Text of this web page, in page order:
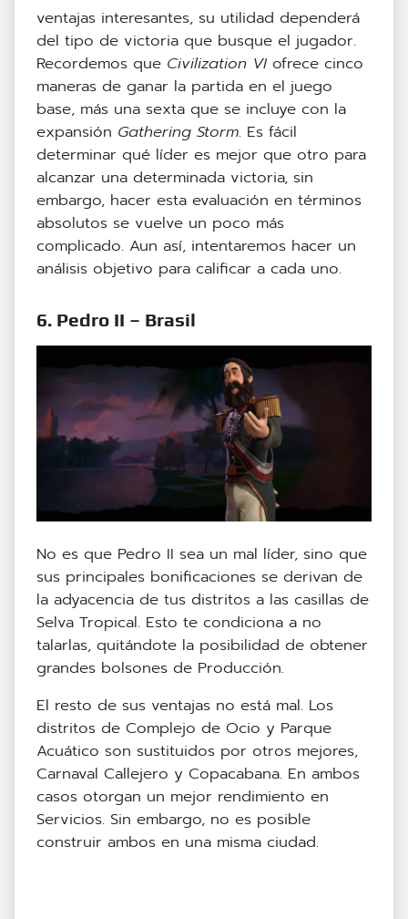
ventajas interesantes, su utilidad dependerá
del tipo de victoria que busque el jugador.
Recordemos que Civilization VI ofrece cinco
maneras de ganar la partida en el juego
base, más una sexta que se incluye con la
expansión Gathering Storm. Es fácil
determinar qué líder es mejor que otro para
alcanzar una determinada victoria, sin
embargo, hacer esta evaluación en términos
absolutos se vuelve un poco más
complicado. Aun así, intentaremos hacer un
análisis objetivo para calificar a cada uno.
6. Pedro II – Brasil
No es que Pedro II sea un mal líder, sino que
sus principales bonificaciones se derivan de
la adyacencia de tus distritos a las casillas de
Selva Tropical. Esto te condiciona a no
talarlas, quitándote la posibilidad de obtener
grandes bolsones de Producción.
El resto de sus ventajas no está mal. Los
distritos de Complejo de Ocio y Parque
Acuático son sustituidos por otros mejores,
Carnaval Callejero y Copacabana. En ambos
casos otorgan un mejor rendimiento en
Servicios. Sin embargo, no es posible
construir ambos en una misma ciudad.